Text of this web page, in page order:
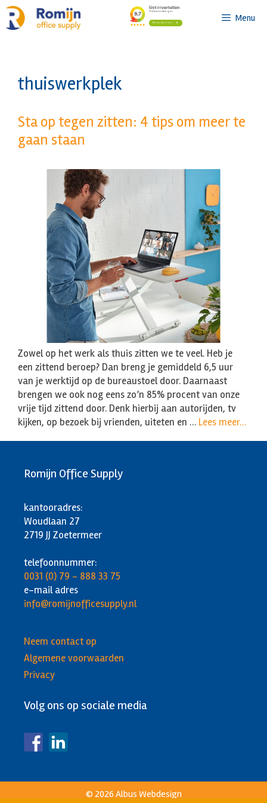
Ga
naar
de
Menu
thuiswerkplek
Sta op tegen zitten: 4 tips om meer te
gaan staan
Zowel op het werk als thuis zitten we te veel. Heb je
een zittend beroep? Dan breng je gemiddeld 6,5 uur
van je werktijd op de bureaustoel door. Daarnaast
brengen we ook nog eens zo’n 85% procent van onze
vrije tijd zittend door. Denk hierbij aan autorijden, tv
kijken, op bezoek bij vrienden, uiteten en … Lees meer…
Romijn Office Supply
kantooradres:
Woudlaan 27
2719 JJ Zoetermeer
telefoonnummer:
0031 (0) 79 - 888 33 75
e-mail adres
info@romijnofficesupply.nl
Neem contact op
Algemene voorwaarden
Privacy
Volg ons op sociale media
© 2026 Albus Webdesign